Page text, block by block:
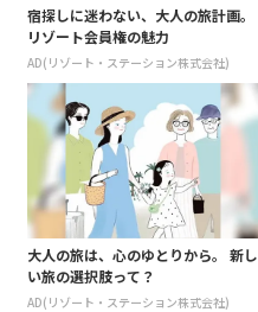
宿探しに迷わない、大人の旅計画。
リゾート会員権の魅力
AD(リゾート・ステーション株式会社)
大人の旅は、心のゆとりから。 新し
い旅の選択肢って？
AD(リゾート・ステーション株式会社)